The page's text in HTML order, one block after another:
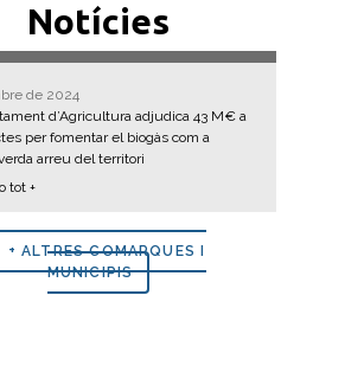
Notícies
de 2024
d’Agricultura adjudica 43 M€ a
per fomentar el biogàs com a
arreu del territori
tot +
+ ALTRES COMARQUES I
MUNICIPIS